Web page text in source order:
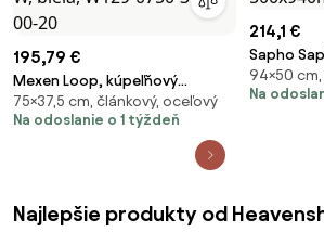
195,79 €
Mexen Loop, kúpeľňový
radiátor 750 x 375 mm, 413 W,
biela, W129-0750-350-00-20
75×37,5 cm, článkový, oceľový
Na odoslanie o 1 týždeň
214,1 €
Sapho
94×50
Na
Najlepšie produkty od